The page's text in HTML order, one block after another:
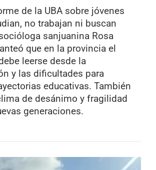
de la UBA sobre jóvenes
no trabajan ni buscan
sanjuanina Rosa
que en la provincia el
leerse desde la
y las dificultades para
educativas. También
de desánimo y fragilidad
generaciones.